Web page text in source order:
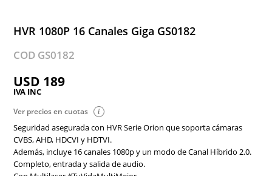
HVR 1080P 16 Canales Giga GS0182
COD GS0182
USD 189
IVA INC
Ver precios en cuotas
Seguridad asegurada con HVR Serie Orion que soporta cámaras
CVBS, AHD, HDCVI y HDTVI.
Además, incluye 16 canales 1080p y un modo de Canal Híbrido 2.0.
Completo, entrada y salida de audio.